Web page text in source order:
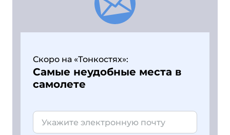
Скоро на «Тонкостях»:
Самые неудобные места в
самолете